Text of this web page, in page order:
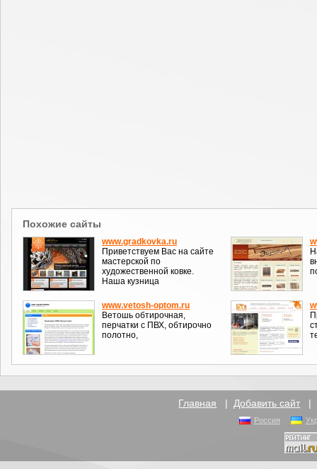
Похожие сайты
www.gradkovka.ru
Приветствуем Вас на сайте
мастерской по
художественной ковке.
Наша кузница
www.vetosh-optom.ru
Ветошь обтирочная,
перчатки с ПВХ, обтирочно
полотно,
Главная | Добавить сайт |
Россия